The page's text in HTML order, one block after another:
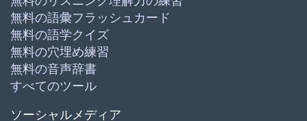
無料の語彙フラッシュカード
無料の語学クイズ
無料の穴埋め練習
無料の音声辞書
すべてのツール
ソーシャルメディア